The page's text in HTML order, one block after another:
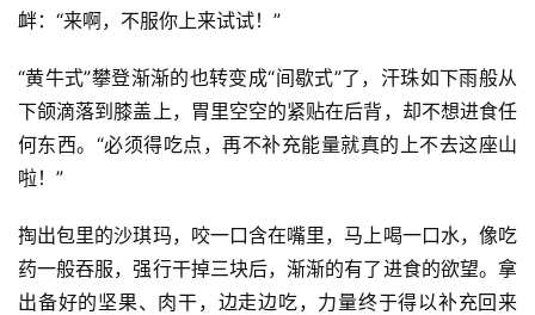
衅：“来啊，不服你上来试试！”
“黄牛式”攀登渐渐的也转变成“间歇式”了，汗珠如下雨般从
下颌滴落到膝盖上，胃里空空的紧贴在后背，却不想进食任
何东西。“必须得吃点，再不补充能量就真的上不去这座山
啦！”
掏出包里的沙琪玛，咬一口含在嘴里，马上喝一口水，像吃
药一般吞服，强行干掉三块后，渐渐的有了进食的欲望。拿
出备好的坚果、肉干，边走边吃，力量终于得以补充回来